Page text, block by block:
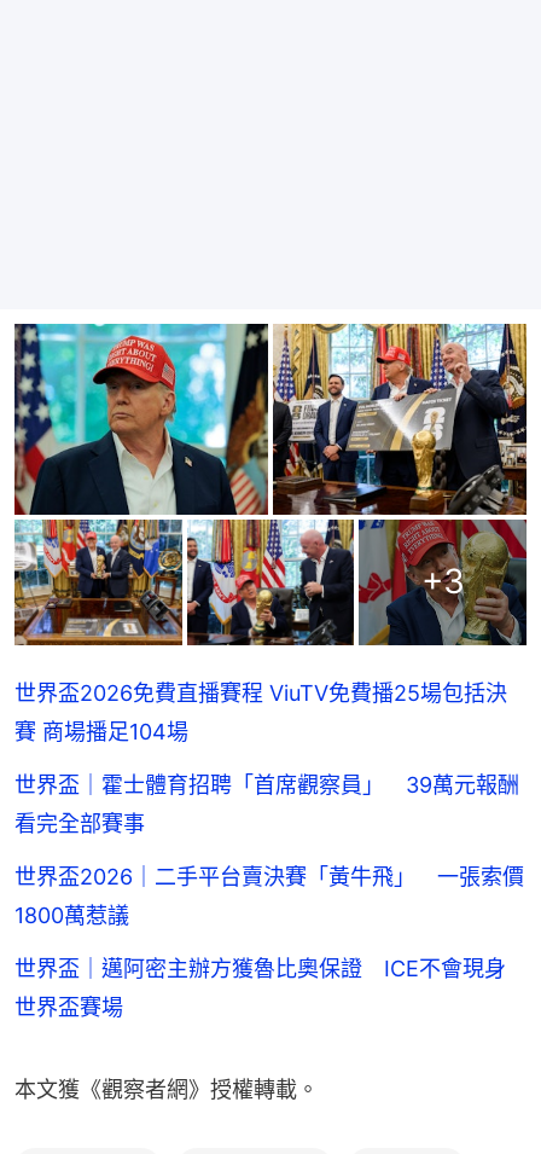
+3
世界盃2026免費直播賽程 ViuTV免費播25場包括決
賽 商場播足104場
世界盃｜霍士體育招聘「首席觀察員」 39萬元報酬
看完全部賽事
世界盃2026｜二手平台賣決賽「黃牛飛」 一張索價
1800萬惹議
世界盃｜邁阿密主辦方獲魯比奧保證 ICE不會現身
世界盃賽場
本文獲《觀察者網》授權轉載。